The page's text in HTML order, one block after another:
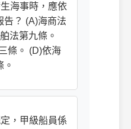
海事時，應依
告？ (A)海商法
法第九條。
條。 (D)依海
，甲級船員係